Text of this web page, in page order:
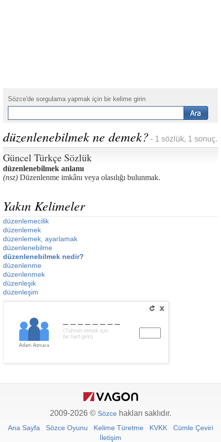
Sözce'de sorgulama yapmak için bir kelime girin
düzenlenebilmek ne demek? - 1 sözlük, 1 sonuç.
Güncel Türkçe Sözlük
düzenlenebilmek anlamı
(nsz) Düzenlenme imkânı veya olasılığı bulunmak.
Yakın Kelimeler
düzenlemecilik
düzenlemek
düzenlemek, ayarlamak
düzenlenebilme
düzenlenebilmek nedir?
düzenlenme
düzenlenmek
düzenleşik
düzenleşim
(Tahmin etmek için
bir harf girin)
2009-2026 © Sözce hakları saklıdır.
Ana Sayfa Sözce Oyunu Kelime Türetme KVKK
Cümle Çeviri
İletişim